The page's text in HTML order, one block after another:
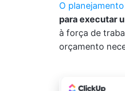
O
para executar
à força de
orçamento